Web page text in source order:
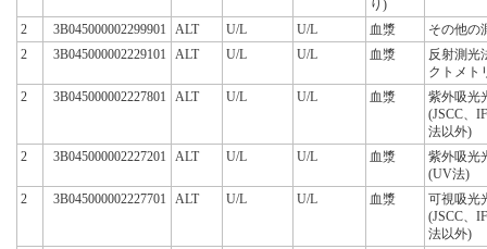
り)
2
3B045000002299901 ALT U/L U/L 血漿
その他の
2
3B045000002229101 ALT U/L U/L 血漿
反射測光
クトメト
2
3B045000002227801 ALT U/L U/L 血漿
紫外吸光
(JSCC、
法以外)
2
3B045000002227201 ALT U/L U/L 血漿
紫外吸光
(UV法)
2
3B045000002227701 ALT U/L U/L 血漿
可視吸光
(JSCC、
法以外)